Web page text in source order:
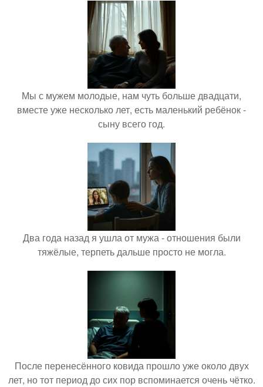
Мы с мужем молодые, нам чуть больше двадцати,
вместе уже несколько лет, есть маленький ребёнок -
сыну всего год.
Два года назад я ушла от мужа - отношения были
тяжёлые, терпеть дальше просто не могла.
После перенесённого ковида прошло уже около двух
лет, но тот период до сих пор вспоминается очень чётко.